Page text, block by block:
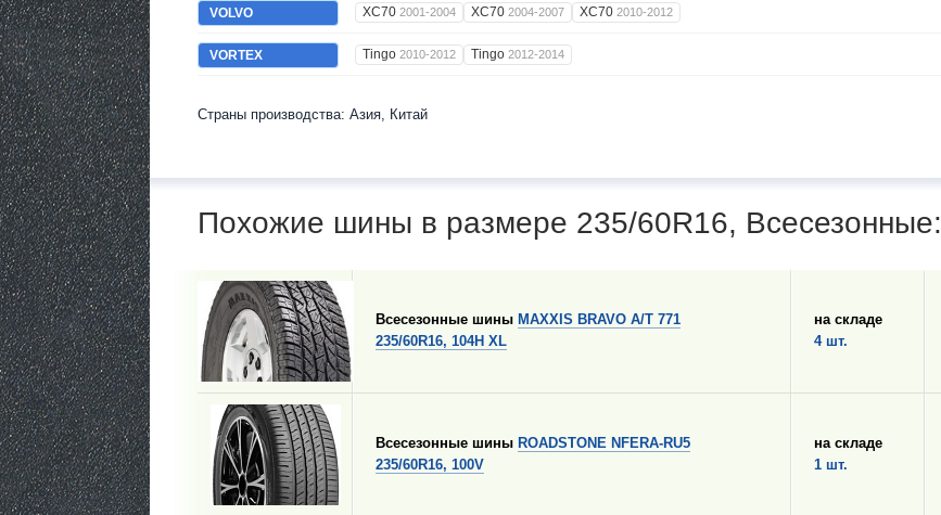
VOLVO XC70 2001-2004 XC70 2004-2007 XC70 2010-2012
VORTEX Tingo 2010-2012 Tingo 2012-2014
Страны производства: Азия, Китай
Похожие шины в размере 235/60R16, Всесезонные:
Всесезонные шины MAXXIS BRAVO A/T 771
235/60R16, 104H XL
на складе
4 шт.
Всесезонные шины ROADSTONE NFERA-RU5
235/60R16, 100V
на складе
1 шт.